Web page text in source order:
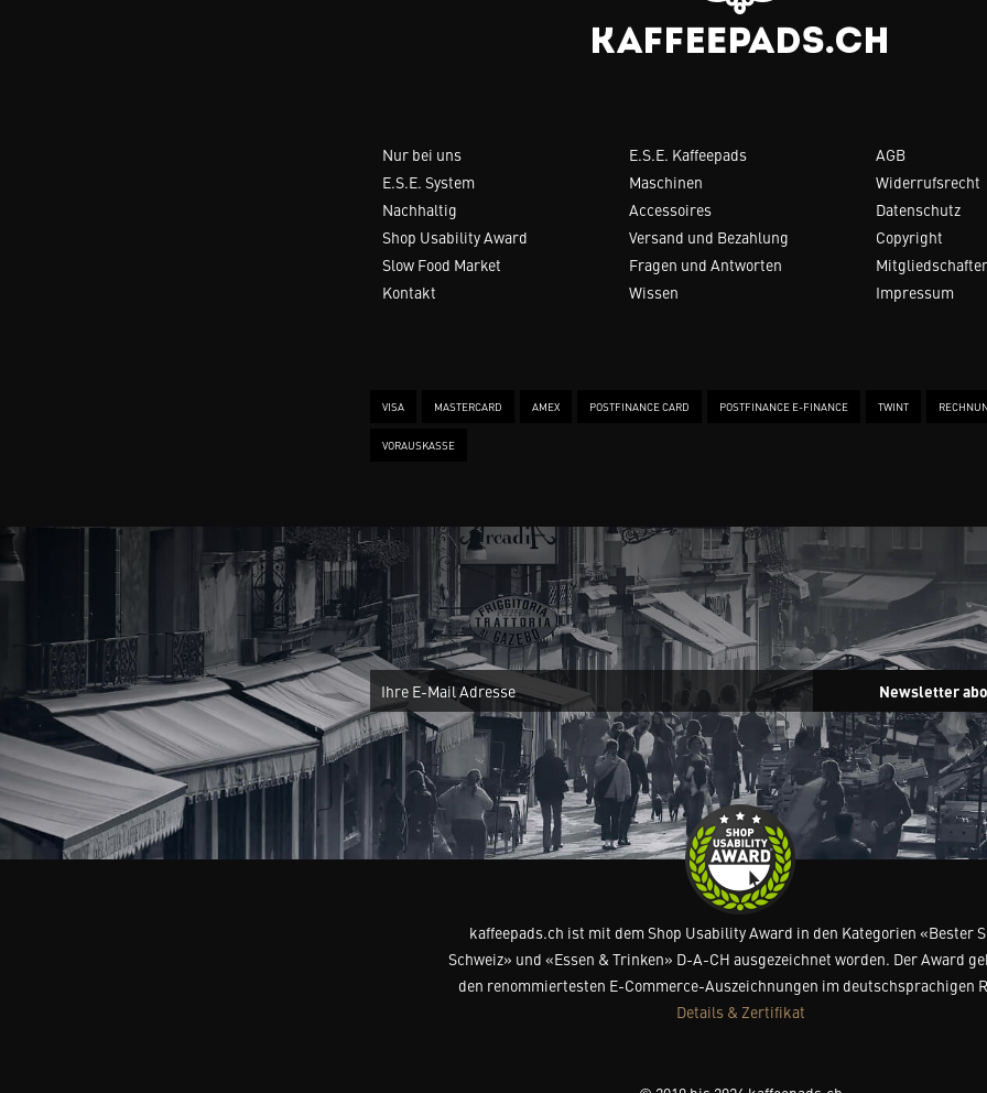
Nur bei uns
E.S.E. System
Nachhaltig
Shop Usability Award
Slow Food Market
Kontakt
E.S.E. Kaffeepads
Maschinen
Accessoires
Versand und Bezahlung
Fragen und Antworten
Wissen
AGB
Widerrufsrecht
Datenschutz
Copyright
Impressum
VISA MASTERCARD AMEX POSTFINANCE CARD POSTFINANCE E-FINANCE TWINT
VORAUSKASSE
Newsletter
kaffeepads.ch ist mit dem Shop Usability Award in den Kategorien «Bester
Schweiz» und «Essen & Trinken» D-A-CH ausgezeichnet worden. Der Award
den renommiertesten E-Commerce-Auszeichnungen im deutschsprachigen
Details & Zertifikat